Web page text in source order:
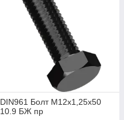
DIN961 Болт М12х1,25х50
10.9 БЖ пр